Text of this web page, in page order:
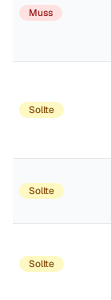
Muss
Sollte
Sollte
Sollte